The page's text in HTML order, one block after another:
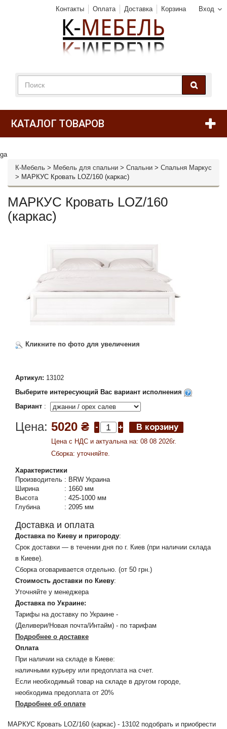
Вход
Контакты Оплата Доставка Корзина
КАТАЛОГ ТОВАРОВ
ga
К-Мебель > Мебель для спальни > Спальни > Спальня Маркус
> МАРКУС Кровать LOZ/160 (каркас)
МАРКУС Кровать LOZ/160
(каркас)
Кликните по фото для увеличения
Артикул: 13102
Выберите интересующий Вас вариант исполнения
Вариант :
Цена: 5020 ₴
Цена c НДС и актуальна на: 08 08 2026г.
Сборка: уточняйте.
Характеристики
Производитель : BRW Украина
Ширина
: 1660 мм
Высота
: 425-1000 мм
Глубина
: 2095 мм
Доставка и оплата
Доставка по Киеву и пригороду:
Срок доставки — в течении дня по г. Киев (при наличии склада
в Киеве).
Сборка оговаривается отдельно. (от 50 грн.)
Стоимость доставки по Киеву:
Уточняйте у менеджера
Доставка по Украине:
Тарифы на доставку по Украине -
(Деливери/Новая почта/Интайм) - по тарифам
Подробнее о доставке
Оплата
При наличии на складе в Киеве:
наличными курьеру или предоплата на счет.
Если необходимый товар на складе в другом городе,
необходима предоплата от 20%
Подробнее об оплате
МАРКУС Кровать LOZ/160 (каркас) - 13102 подобрать и приобрести